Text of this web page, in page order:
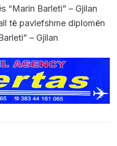
“Marin Barleti” – Gjilan
të pavlefshme diplomën
– Gjilan